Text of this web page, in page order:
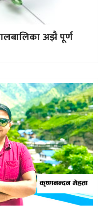
अझै पूर्ण